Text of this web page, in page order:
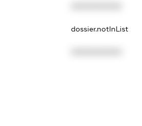
dossier.notInList